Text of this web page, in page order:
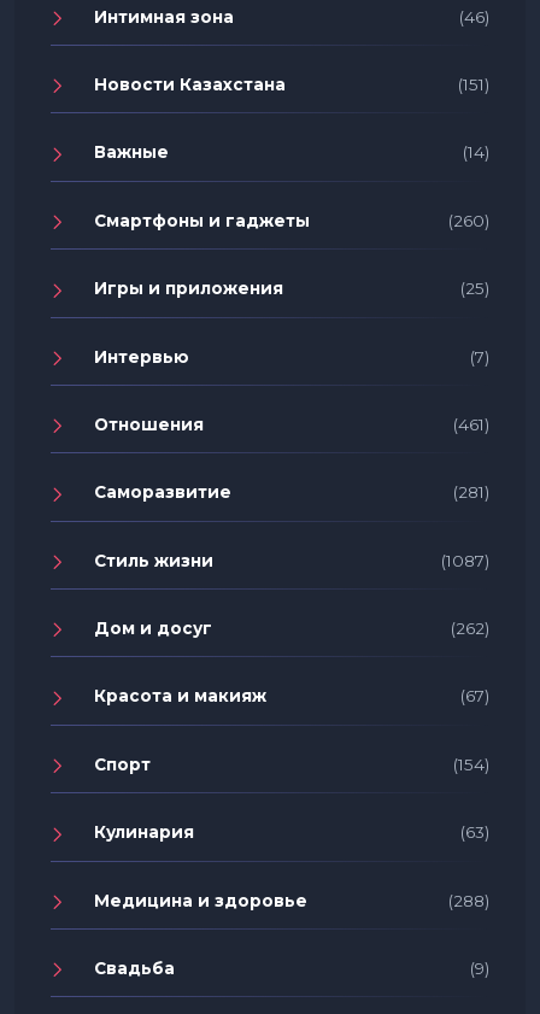
Интимная зона (46)
Новости Казахстана (151)
Важные (14)
Смартфоны и гаджеты (260)
Игры и приложения (25)
Интервью (7)
Отношения (461)
Саморазвитие (281)
Стиль жизни (1087)
Дом и досуг (262)
Красота и макияж (67)
Спорт (154)
Кулинария (63)
Медицина и здоровье (288)
Свадьба (9)